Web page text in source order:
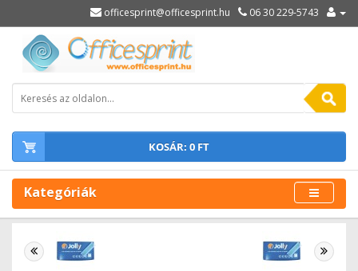
officesprint@officesprint.hu 06 30 229-5743
KOSÁR: 0 FT
Kategóriák